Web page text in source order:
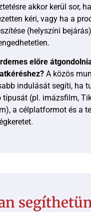
akkor kerül sor,
kéri, vagy ha a
(helyszíni
előre
A közös
indulását segíti, ha
típusát (pl. imázsfilm,
a célplatformot és a